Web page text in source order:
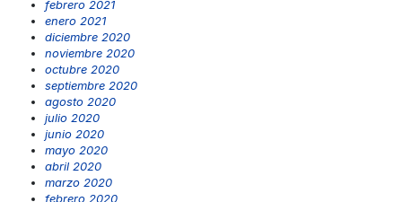
febrero 2021
enero 2021
diciembre 2020
noviembre 2020
octubre 2020
septiembre 2020
agosto 2020
julio 2020
junio 2020
mayo 2020
abril 2020
marzo 2020
febrero 2020